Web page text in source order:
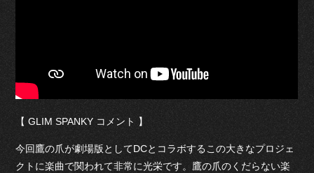
【 GLIM SPANKY コメント 】
今回鷹の爪が劇場版としてDCとコラボするこの大きなプロジェ
クトに楽曲で関われて非常に光栄です。鷹の爪のくだらない楽